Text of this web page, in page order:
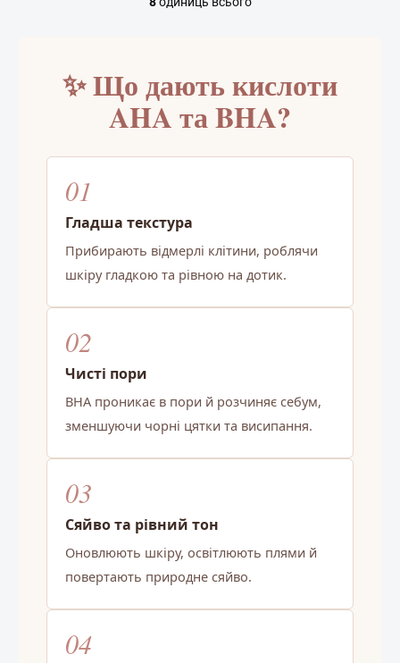
Е
н
т
и
е
н
я
м
✨ Що дають кислоти
AHA та BHA?
01
Гладша текстура
Прибирають відмерлі клітини, роблячи
шкіру гладкою та рівною на дотик.
02
Чисті пори
BHA проникає в пори й розчиняє себум,
зменшуючи чорні цятки та висипання.
03
Сяйво та рівний тон
Оновлюють шкіру, освітлюють плями й
повертають природне сяйво.
04